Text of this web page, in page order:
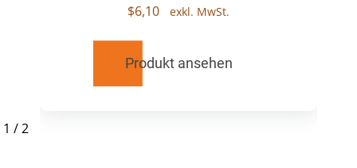
$6,10
Produkt ansehen
1 /2